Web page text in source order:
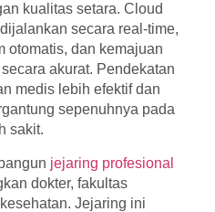
kualitas setara. Cloud
secara real-time,
otomatis, dan kemajuan
akurat. Pendekatan
medis lebih efektif dan
sepenuhnya pada
sakit.
jejaring profesional
dokter, fakultas
Jejaring ini